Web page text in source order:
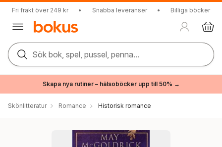
Fri frakt över 249 kr • Snabba leveranser • Billiga böcker
Sök bok, spel, pussel, penna...
Skapa nya rutiner – hälsoböcker upp till 50% →
Skönlitteratur Romance Historisk romance